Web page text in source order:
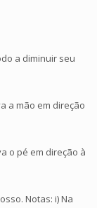
a diminuir seu
a mão em direção
o pé em direção à
Notas: i) Na